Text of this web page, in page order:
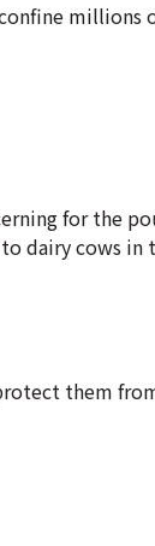
for the
dairy cows
them